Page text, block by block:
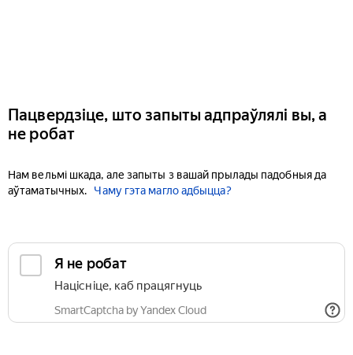
Пацвердзіце, што запыты адпраўлялі вы, а
не робат
Нам вельмі шкада, але запыты з вашай прылады падобныя да
аўтаматычных.
Чаму гэта магло адбыцца?
Я не робат
Націсніце, каб працягнуць
SmartCaptcha by Yandex Cloud